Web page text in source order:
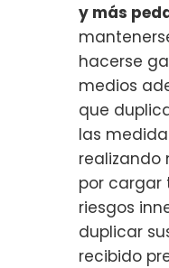
y más
hacerse
medios
que
las
realizando
por cargar
riesgos
duplicar
recibido